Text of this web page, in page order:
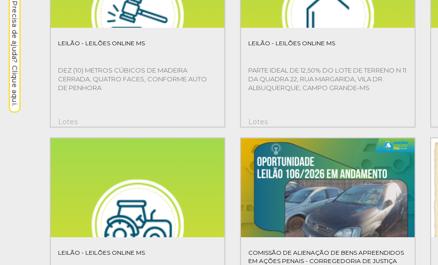
LEILÃO - LEILÕES ONLINE MS
DEZ (10) METROS CÚBICOS DE MADEIRA
CERRADA, QUATRO FACES, CONFORME AUTO
DE PENHORA
1
Lotes
LEILÃO - LEILÕES ONLINE MS
PARTE IDEAL DE 12,50% DO LOTE DE TERRENO N 11
DA QUADRA 22, RUA MARGARIDA, VILA DR.
ALBUQUERQUE, CAMPO GRANDE-MS
1
Lotes
1
LEILÃO - LEILÕES ONLINE MS
COMISSÃO DE ALIENAÇÃO DE BENS APREENDIDOS
EM AÇÕES PENAIS - CORREGEDORIA DE JUSTIÇA
Precisa de ajuda? Clique aqui.